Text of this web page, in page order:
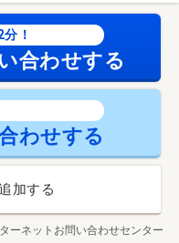
！
合わせする
わせする
加する
ーネットお問い合わせセンター